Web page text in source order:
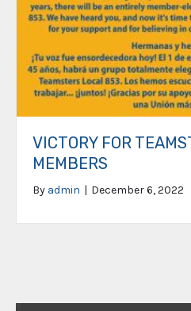
VICTORY FOR
MEMBERS
By admin | December 6, 2022